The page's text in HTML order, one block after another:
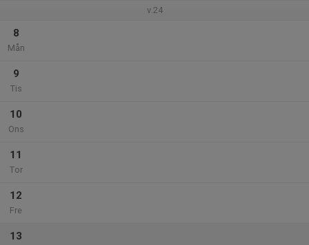
v.24
8
Mån
9
Tis
10
Ons
11
Tor
12
Fre
13